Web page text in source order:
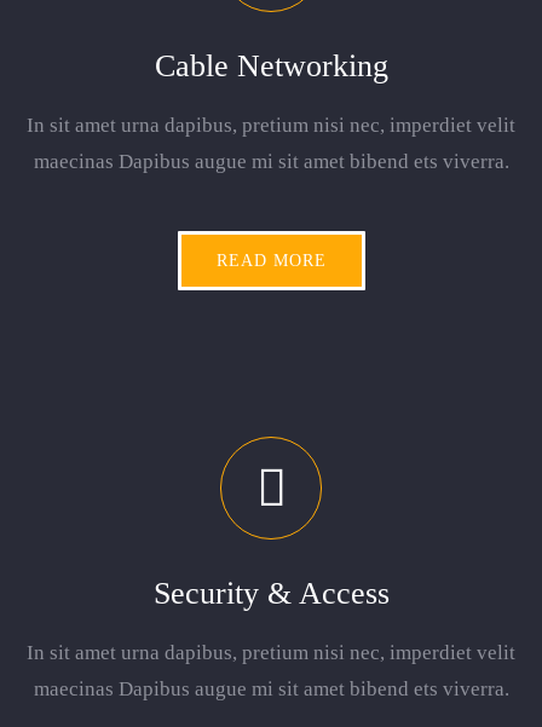
Cable Networking
In sit amet urna dapibus, pretium nisi nec, imperdiet velit
maecinas Dapibus augue mi sit amet bibend ets viverra.
READ MORE
Security & Access
In sit amet urna dapibus, pretium nisi nec, imperdiet velit
maecinas Dapibus augue mi sit amet bibend ets viverra.